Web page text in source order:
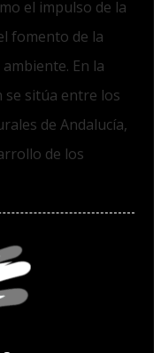
el impulso de la
fomento de la
En la
se sitúa entre los
de Andalucía,
de los